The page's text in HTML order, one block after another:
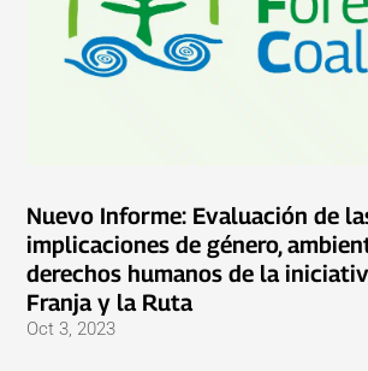
Nuevo Informe: Evaluación de
implicaciones de género,
derechos humanos de la
Franja y la Ruta
Oct 3, 2023